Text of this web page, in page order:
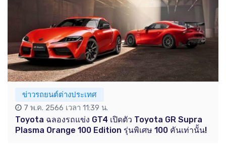
ข่าวรถยนต์ต่างประเทศ
7 พ.ค. 2566 เวลา 11:39 น.
Toyota ฉลองรถแข่ง GT4 เปิดตัว Toyota GR Supra
Plasma Orange 100 Edition รุ่นพิเศษ 100 คันเท่านั้น!